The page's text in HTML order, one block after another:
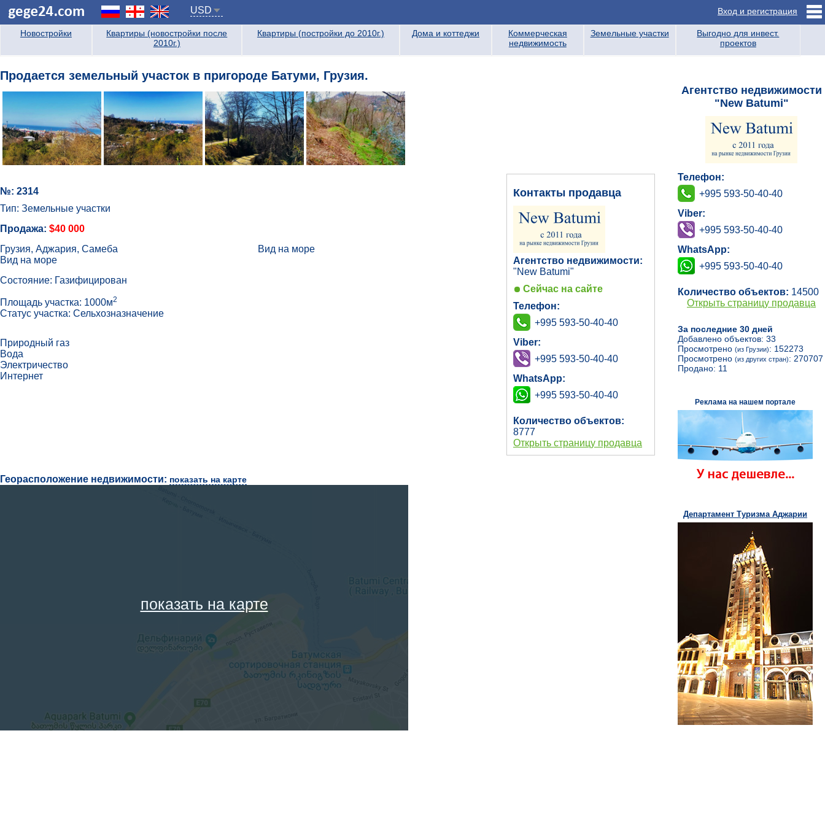
USD Вход и регистрация
Новостройки
Квартиры (новостройки после
2010г.)
Квартиры (постройки до 2010г.) Дома и коттеджи
Коммерческая
недвижимость
Земельные участки
Выгодно для инвест.
проектов
Продается земельный участок в пригороде Батуми, Грузия.
№: 2314
Тип: Земельные участки
Продажа: $40 000
Грузия, Аджария, Самеба
Вид на море
Состояние: Газифицирован
Площадь участка: 1000м2
Статус участка: Сельхозназначение
Вид на море
Природный газ
Вода
Электричество
Интернет
Контакты продавца
Агентство недвижимости:
"New Batumi"
Сейчас на сайте
Телефон:
+995 593-50-40-40
Viber:
+995 593-50-40-40
WhatsApp:
+995 593-50-40-40
Количество объектов:
8777
Открыть страницу продавца
Георасположение недвижимости: показать на карте
показать на карте
Агентство недвижимости
"New Batumi"
Телефон:
+995 593-50-40-40
Viber:
+995 593-50-40-40
WhatsApp:
+995 593-50-40-40
Количество объектов: 14500
Открыть страницу продавца
За последние 30 дней
Добавлено объектов: 33
Просмотрено (из Грузии): 152273
Просмотрено (из других стран): 270707
Продано: 11
Реклама на нашем портале
Департамент Туризма Аджарии